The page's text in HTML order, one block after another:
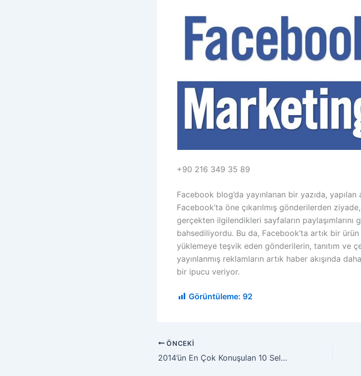
+90 216 349 35 89
Facebook blog’da yayınlanan bir yazıda,
Facebook’ta öne çıkarılmış gönderilerden
gerçekten ilgilendikleri sayfaların paylaşımlarını
bahsediliyordu. Bu da, Facebook’ta artık bir
yüklemeye teşvik eden gönderilerin, tanıtım ve
yayınlanmış reklamların artık haber akışında
bir ipucu veriyor.
Görüntüleme: 92
ÖNCEKI
2014’ün En Çok Konuşulan 10 Selfie’si